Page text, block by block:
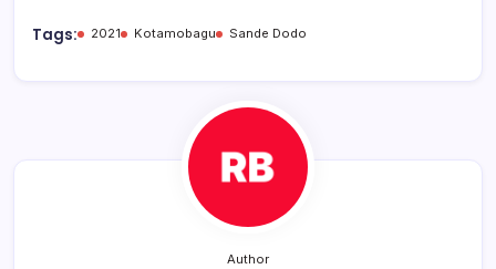
b A
d
Tags: 2021 Kotamobagu Sande Dodo
Author